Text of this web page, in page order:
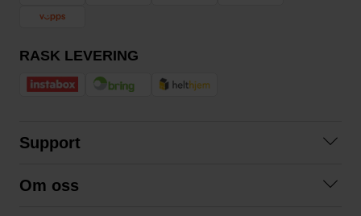
RASK LEVERING
Support
Om oss